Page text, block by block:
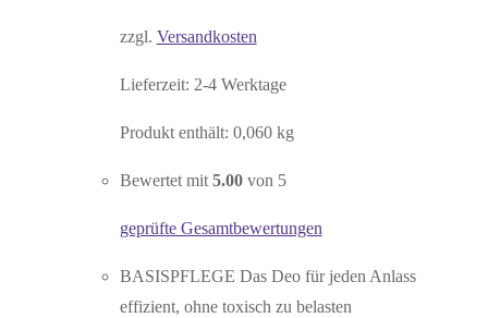
zzgl. Versandkosten
Lieferzeit: 2-4 Werktage
Produkt enthält: 0,060 kg
Bewertet mit 5.00von 5
geprüfte Gesamtbewertungen
BASISPFLEGE Das Deo für jeden Anlass
effizient, ohne toxisch zu belasten